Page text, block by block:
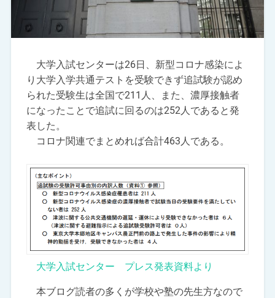
大学入試センターは26日、新型コロナ感染によ
り大学入学共通テストを受験できず追試験が認め
られた受験生は全国で211人、また、濃厚接触者
になったことで追試に回るのは252人であると発
表した。
コロナ関連でまとめれば合計463人である。
大学入試センター プレス発表資料より
本ブログ読者の多くが学校や塾の先生方なので